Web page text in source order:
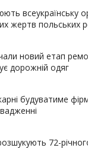
всеукраїнську
жертв польських
новий етап
дорожній одяг
будуватиме
72-